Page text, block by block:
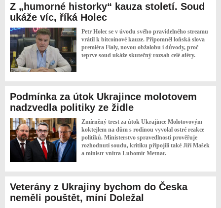
Z „humorné historky“ kauza století. Soud
ukáže víc, říká Holec
Petr Holec se v úvodu svého pravidelného streamu
vrátil k bitcoinové kauze. Připomněl loňská slova
premiéra Fialy, novou obžalobu i důvody, proč
teprve soud ukáže skutečný rozsah celé aféry.
Podmínka za útok Ukrajince molotovem
nadzvedla politiky ze židle
Zmírněný trest za útok Ukrajince Molotovovým
koktejlem na dům s rodinou vyvolal ostré reakce
politiků. Ministerstvo spravedlnosti prověřuje
rozhodnutí soudu, kritiku připojili také Jiří Mašek
a ministr vnitra Lubomír Metnar.
Veterány z Ukrajiny bychom do Česka
neměli pouštět, míní Doležal